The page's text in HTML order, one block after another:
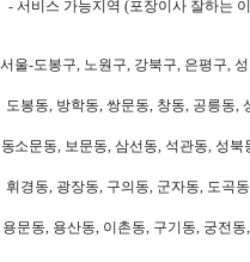
- 서비스 가능지역 (포장이사 잘하는
서울-도봉구, 노원구, 강북구, 은평구,
도봉동, 방학동, 쌍문동, 창동, 공릉동,
동소문동, 보문동, 삼선동, 석관동, 성
휘경동, 광장동, 구의동, 군자동, 도곡
용문동, 용산동, 이촌동, 구기동, 궁전